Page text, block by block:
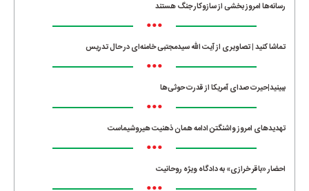
رسانه‌ها امروز بخشی از سازوکار جنگ هستند
•••
تماشا کنید | تصاویری از آیت الله سیدمجتبی خامنه‌ای در حال تدریس
•••
ببینید|حیرت صدای آمریکا از قدرت حوثی‌ها
•••
تهدیدهای امروز واشنگتن ادامه همان ذهنیت هیروشیماست
•••
احضار «باقر خرازی» به دادگاه ویژه روحانیت